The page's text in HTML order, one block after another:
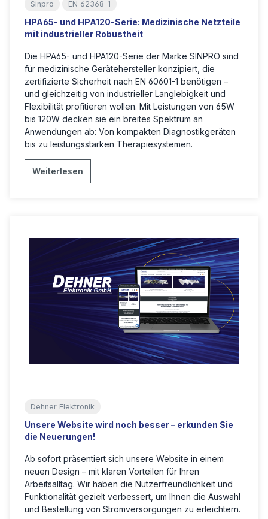
Sinpro EN 62368-1
HPA65- und HPA120-Serie: Medizinische Netzteile
mit industrieller Robustheit
Die HPA65- und HPA120-Serie der Marke SINPRO sind
für medizinische Gerätehersteller konzipiert, die
zertifizierte Sicherheit nach EN 60601-1 benötigen –
und gleichzeitig von industrieller Langlebigkeit und
Flexibilität profitieren wollen. Mit Leistungen von 65W
bis 120W decken sie ein breites Spektrum an
Anwendungen ab: Von kompakten Diagnostikgeräten
bis zu leistungsstarken Therapiesystemen.
Weiterlesen
Dehner Elektronik
Unsere Website wird noch besser – erkunden Sie
die Neuerungen!
Ab sofort präsentiert sich unsere Website in einem
neuen Design – mit klaren Vorteilen für Ihren
Arbeitsalltag. Wir haben die Nutzerfreundlichkeit und
Funktionalität gezielt verbessert, um Ihnen die Auswahl
und Bestellung von Stromversorgungen zu erleichtern.